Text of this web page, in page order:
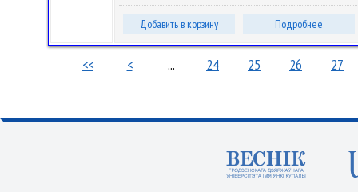
Добавить в корзину Подробнее
<< < ... 24 25 26 27